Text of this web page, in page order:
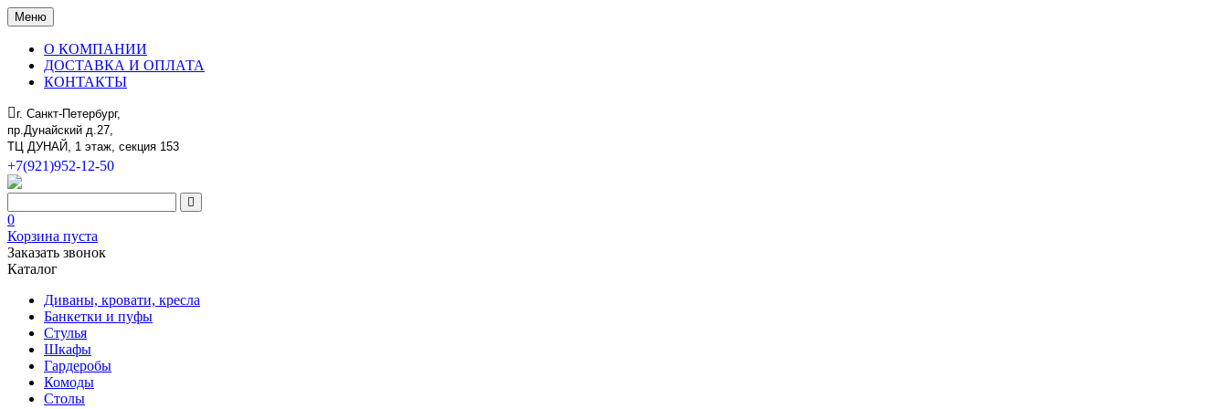
Меню
О КОМПАНИИ
ДОСТАВКА И ОПЛАТА
КОНТАКТЫ
г. Санкт-Петербург,
пр.Дунайский д.27,
ТЦ ДУНАЙ, 1 этаж, секция 153
+7(921)952-12-50
0
Корзина пуста
Заказать звонок
Каталог
Диваны, кровати, кресла
Банкетки и пуфы
Стулья
Шкафы
Гардеробы
Комоды
Столы